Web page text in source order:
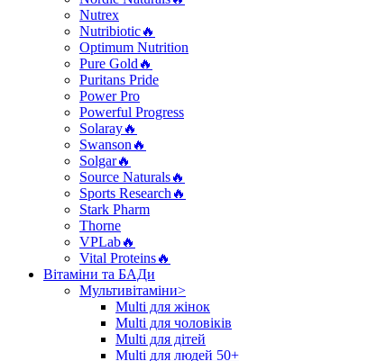
Nutrex
Nutribiotic🔥
Optimum Nutrition
Pure Gold🔥
Puritans Pride
Power Pro
Powerful Progress
Solaray🔥
Swanson🔥
Solgar🔥
Source Naturals🔥
Sports Research🔥
Stark Pharm
Thorne
VPLab🔥
Vital Proteins🔥
Вітаміни та БАДи
Мультивітаміни>
Multi для жінок
Multi для чоловіків
Multi для дітей
Multi для людей 50+